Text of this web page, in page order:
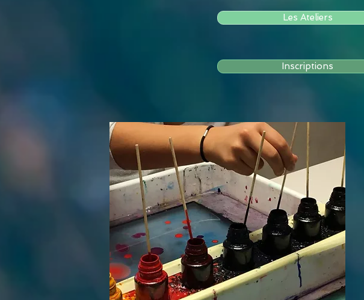
Les Ateliers
Inscriptions